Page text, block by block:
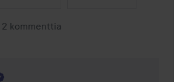
2 kommenttia